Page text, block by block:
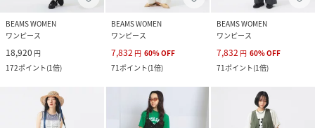
BEAMS WOMEN
ワンピース
18,920 円
172ポイント(1倍)
BEAMS WOMEN
ワンピース
7,832 円 60%OFF
71ポイント(1倍)
BEAMS WOMEN
ワンピース
7,832 円 60%OFF
71ポイント(1倍)